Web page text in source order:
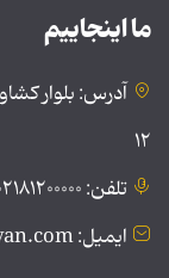
ما اینجاییم
آدرس: بلوار
۱۲
تلفن: ۰۲۱۸۱۲۰۰۰۰۰
ایمیل: public@tebyan.com